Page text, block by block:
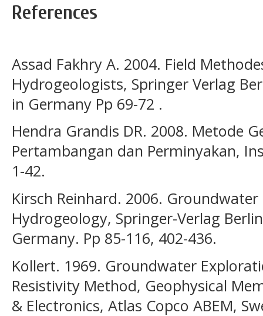
References
Assad Fakhry A. 2004. Field
Hydrogeologists, Springer Verlag
in Germany Pp 69-72 .
Hendra Grandis DR. 2008. Metode
Pertambangan dan Perminyakan,
1-42.
Kirsch Reinhard. 2006.
Hydrogeology, Springer-Verlag
Germany. Pp 85-116, 402-436.
Kollert. 1969. Groundwater
Resistivity Method, Geophysical
& Electronics, Atlas Copco ABEM,